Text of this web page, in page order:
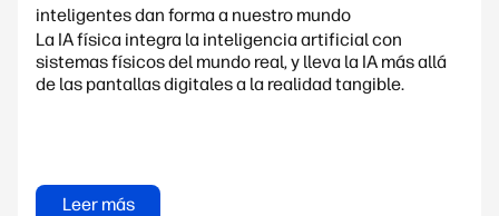
inteligentes dan forma a nuestro mundo
La IA física integra la inteligencia artificial con
sistemas físicos del mundo real, y lleva la IA más allá
de las pantallas digitales a la realidad tangible.
Leer más